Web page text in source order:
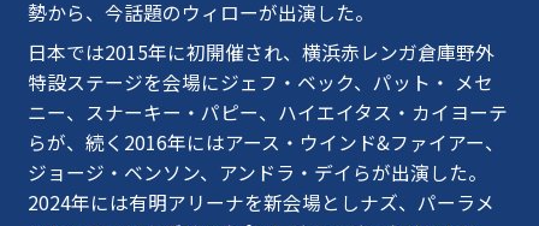
勢から、 今話題のウィローが出演した。
日本では2015年に初開催され、横浜赤レンガ倉庫野外
特設ステージを会場にジェフ・ベック、パット・ メセ
ニー、スナーキー・パピー、ハイエイタス・カイヨーテ
らが、続く2016年にはアース・ウインド&ファイアー、
ジョージ・ベンソン、アンドラ・デイらが出演した。
2024年には有明アリーナを新会場としナズ、パーラメ